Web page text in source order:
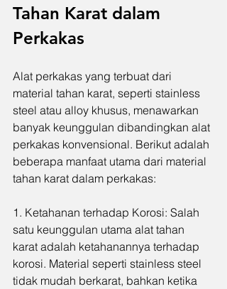
Tahan Karat dalam
Perkakas
Alat perkakas yang terbuat dari
material tahan karat, seperti stainless
steel atau alloy khusus, menawarkan
banyak keunggulan dibandingkan alat
perkakas konvensional. Berikut adalah
beberapa manfaat utama dari material
tahan karat dalam perkakas:
1. Ketahanan terhadap Korosi: Salah
satu keunggulan utama alat tahan
karat adalah ketahanannya terhadap
korosi. Material seperti stainless steel
tidak mudah berkarat, bahkan ketika